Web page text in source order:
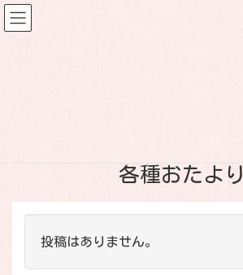
各種おたより
投稿はありません。